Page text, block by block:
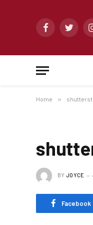
FacebookTwitter
Home »
BY JOYCE
Facebook